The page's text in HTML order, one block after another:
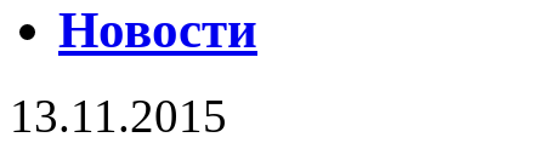
Новости
13.11.2015